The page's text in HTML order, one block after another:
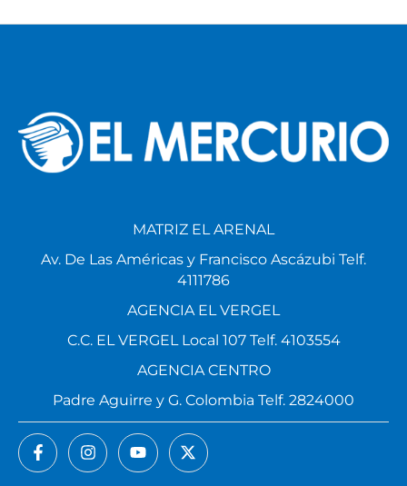
MATRIZ EL ARENAL
Av. De Las Américas y Francisco Ascázubi Telf.
4111786
AGENCIA EL VERGEL
C.C. EL VERGEL Local 107 Telf. 4103554
AGENCIA CENTRO
Padre Aguirre y G. Colombia Telf. 2824000